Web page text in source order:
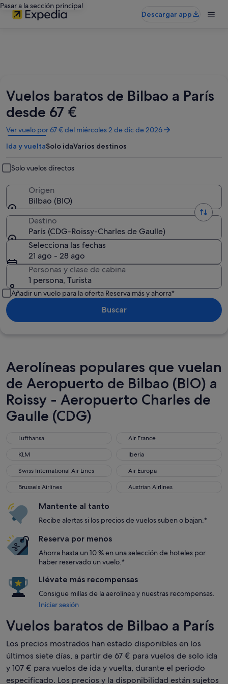
Pasar a la sección principal
Descargar app
Vuelos baratos de Bilbao a París
desde 67 €
Ver vuelo por 67 € del miércoles 2 de dic de 2026
Se
abre
en
ventana
nueva
Ida y vueltaSolo idaVarios destinos
Solo vuelos directos
Origen
Bilbao (BIO)
Destino
París (CDG-Roissy-Charles de Gaulle)
Selecciona las fechas
21 ago - 28 ago
Personas y clase de cabina
1 persona, Turista
Añadir un vuelo para la oferta Reserva más y ahorra*
Buscar
Aerolíneas populares que vuelan
de Aeropuerto de Bilbao (BIO) a
Roissy - Aeropuerto Charles de
Gaulle (CDG)
Lufthansa
Lufthansa Air France
Air France
KLM
KLM Iberia
Iberia
Swiss International Air Lines
Swiss International Air Lines Air Europa
Air Europa
Brussels Airlines
Brussels Airlines Austrian Airlines
Austrian Airlines
Mantente al tanto
Recibe alertas si los precios de vuelos suben o bajan.*
Reserva por menos
Ahorra hasta un 10 % en una selección de hoteles por
haber reservado un vuelo.*
Llévate más recompensas
Consigue millas de la aerolínea y nuestras recompensas.
Iniciar sesión
Vuelos baratos de Bilbao a París
Los precios mostrados han estado disponibles en los
últimos siete días, a partir de 67 € para vuelos de solo ida
y 107 € para vuelos de ida y vuelta, durante el periodo
especificado. Los precios y la disponibilidad están sujetos